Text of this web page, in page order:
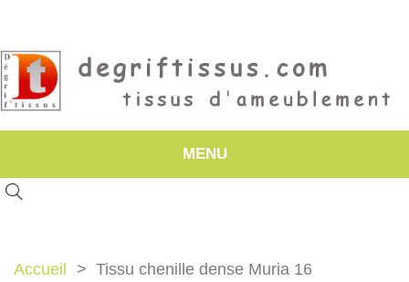
MENU
Accueil Tissu chenille dense Muria 16